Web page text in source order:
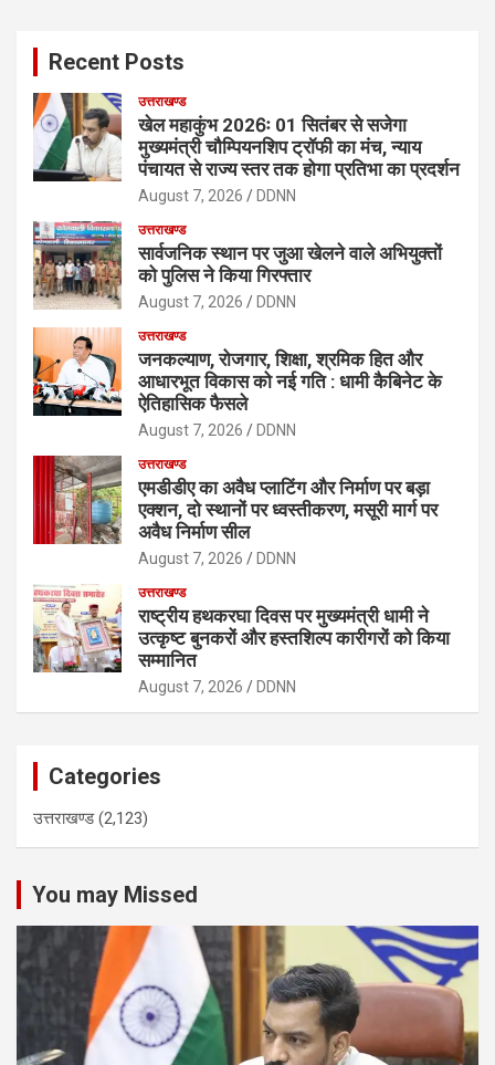
Recent Posts
उत्तराखण्ड
खेल महाकुंभ 2026ः 01 सितंबर से सजेगा
मुख्यमंत्री चौम्पियनशिप ट्रॉफी का मंच, न्याय
पंचायत से राज्य स्तर तक होगा प्रतिभा का प्रदर्शन
August 7, 2026 DDNN
उत्तराखण्ड
सार्वजनिक स्थान पर जुआ खेलने वाले अभियुक्तों
को पुलिस ने किया गिरफ्तार
August 7, 2026 DDNN
उत्तराखण्ड
जनकल्याण, रोजगार, शिक्षा, श्रमिक हित और
आधारभूत विकास को नई गति : धामी कैबिनेट के
ऐतिहासिक फैसले
August 7, 2026 DDNN
उत्तराखण्ड
एमडीडीए का अवैध प्लाटिंग और निर्माण पर बड़ा
एक्शन, दो स्थानों पर ध्वस्तीकरण, मसूरी मार्ग पर
अवैध निर्माण सील
August 7, 2026 DDNN
उत्तराखण्ड
राष्ट्रीय हथकरघा दिवस पर मुख्यमंत्री धामी ने
उत्कृष्ट बुनकरों और हस्तशिल्प कारीगरों को किया
सम्मानित
August 7, 2026 DDNN
Categories
उत्तराखण्ड(2,123)
You may Missed